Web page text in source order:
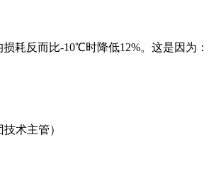
耗反而比-10℃时降低12%。这是因为：
术主管）